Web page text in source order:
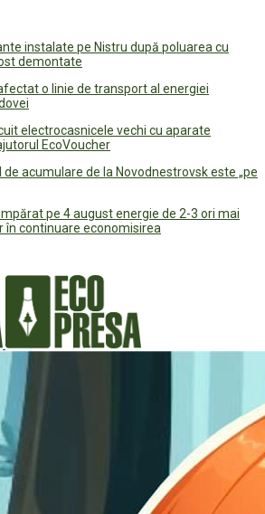
instalate pe Nistru după poluarea cu
demontate
o linie de transport al energiei
electrocasnicele vechi cu aparate
EcoVoucher
de acumulare de la Novodnestrovsk este „pe
pe 4 august energie de 2-3 ori mai
în continuare economisirea